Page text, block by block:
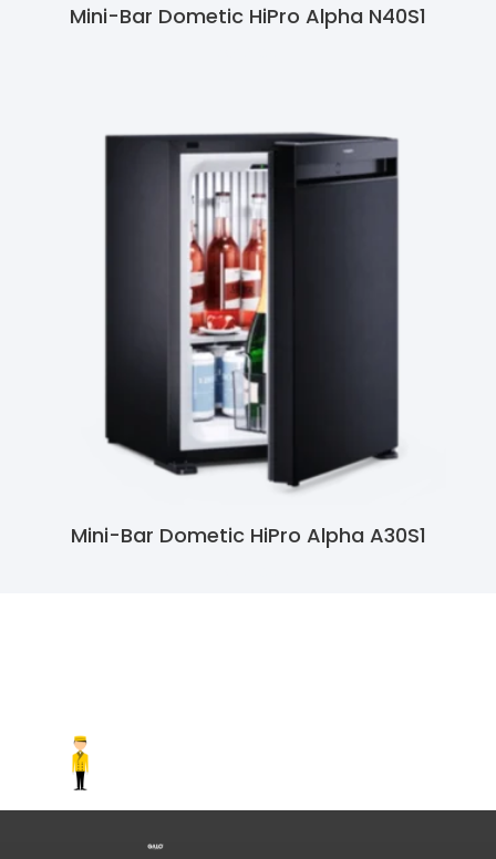
Mini-Bar Dometic HiPro Alpha N40S1
Mini-Bar Dometic HiPro Alpha A30S1